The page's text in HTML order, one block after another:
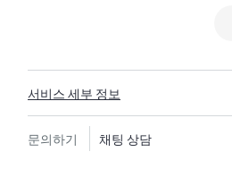
서비스 세부 정보
문의하기 채팅 상담